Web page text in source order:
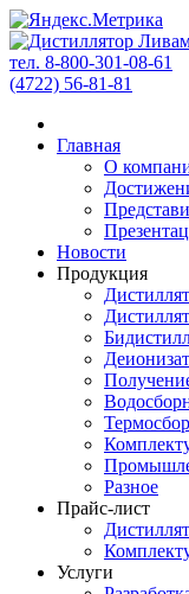
тел. 8-800-301-08-61
(4722) 56-81-81
Главная
О
Новости
Продукция
Разное
Прайс-лист
Услуги